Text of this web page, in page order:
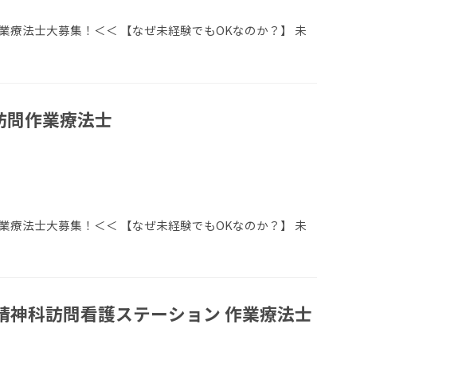
療法士大募集！＜＜ 【なぜ未経験でもOKなのか？】 未
作業療法士
療法士大募集！＜＜ 【なぜ未経験でもOKなのか？】 未
神科訪問看護ステーション 作業療法士